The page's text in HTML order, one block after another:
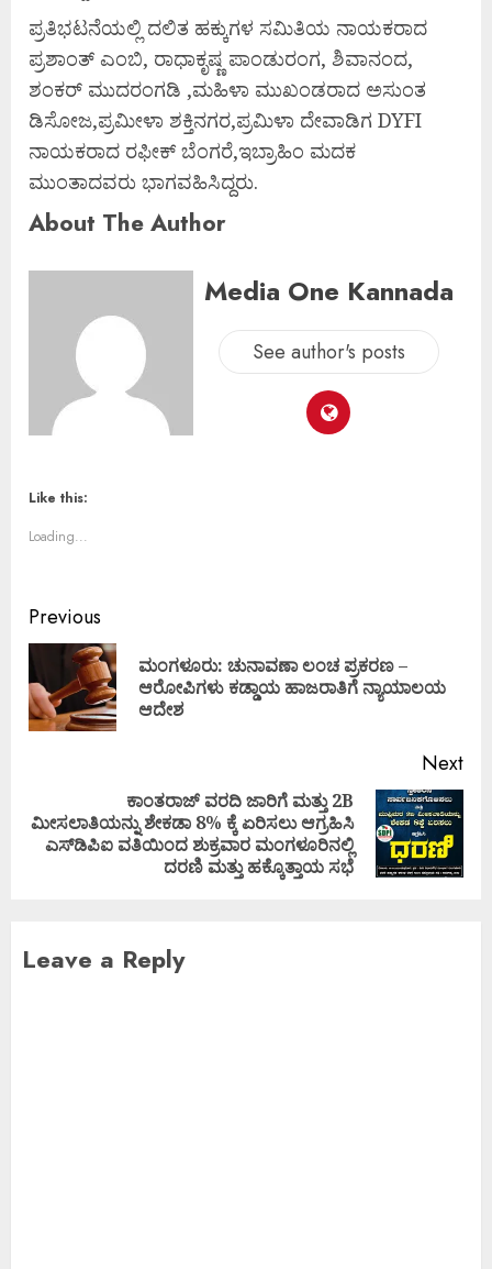
ಪ್ರತಿಭಟನೆಯಲ್ಲಿ ದಲಿತ ಹಕ್ಕುಗಳ ಸಮಿತಿಯ ನಾಯಕರಾದ
ಪ್ರಶಾಂತ್ ಎಂಬಿ, ರಾಧಾಕೃಷ್ಣ ಪಾಂಡುರಂಗ, ಶಿವಾನಂದ,
ಶಂಕರ್ ಮುದರಂಗಡಿ ,ಮಹಿಳಾ ಮುಖಂಡರಾದ ಅಸುಂತ
ಡಿಸೋಜ,ಪ್ರಮೀಳಾ ಶಕ್ತಿನಗರ,ಪ್ರಮಿಳಾ ದೇವಾಡಿಗ DYFI
ನಾಯಕರಾದ ರಫೀಕ್ ಬೆಂಗರೆ,ಇಬ್ರಾಹಿಂ ಮದಕ
ಮುಂತಾದವರು ಭಾಗವಹಿಸಿದ್ದರು.
About The Author
Media One Kannada
See author's posts
Like this:
Loading...
Previous
ಮಂಗಳೂರು: ಚುನಾವಣಾ ಲಂಚ ಪ್ರಕರಣ –
ಆರೋಪಿಗಳು ಕಡ್ಡಾಯ ಹಾಜರಾತಿಗೆ ನ್ಯಾಯಾಲಯ
ಆದೇಶ
Next
ಕಾಂತರಾಜ್ ವರದಿ ಜಾರಿಗೆ ಮತ್ತು 2B
ಮೀಸಲಾತಿಯನ್ನು ಶೇಕಡಾ 8% ಕ್ಕೆ ಏರಿಸಲು ಆಗ್ರಹಿಸಿ
ಎಸ್‌ಡಿಪಿಐ ವತಿಯಿಂದ ಶುಕ್ರವಾರ ಮಂಗಳೂರಿನಲ್ಲಿ
ದರಣಿ ಮತ್ತು ಹಕ್ಕೊತ್ತಾಯ ಸಭೆ
Leave a Reply